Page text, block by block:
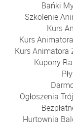
Bańki
Szkolenie
Kurs
Kurs
Kurs Animatora
Kupony
Ogłoszenia
Hurtownia